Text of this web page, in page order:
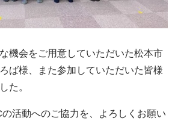
機会をご用意していただいた松本市
ば様、また参加していただいた皆様
た。
活動へのご協力を、よろしくお願い